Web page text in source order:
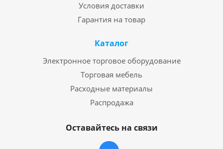
Условия доставки
Гарантия на товар
Каталог
Электронное торговое оборудование
Торговая мебель
Расходные материалы
Распродажа
Оставайтесь на связи